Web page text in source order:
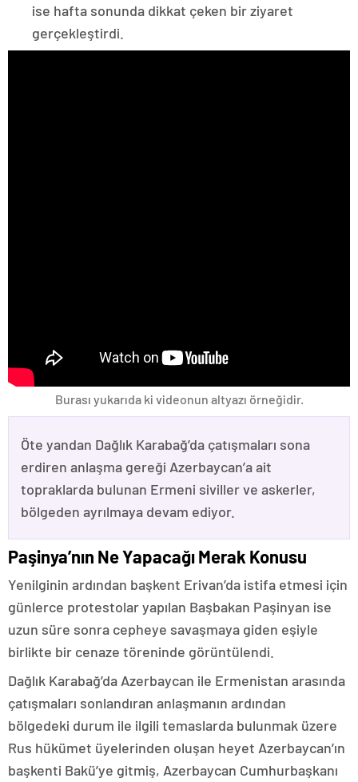
ise hafta sonunda dikkat çeken bir ziyaret
gerçekleştirdi.
Burası yukarıda ki videonun altyazı örneğidir.
Öte yandan Dağlık Karabağ’da çatışmaları sona
erdiren anlaşma gereği Azerbaycan’a ait
topraklarda bulunan Ermeni siviller ve askerler,
bölgeden ayrılmaya devam ediyor.
Paşinya’nın Ne Yapacağı Merak Konusu
Yenilginin ardından başkent Erivan’da istifa etmesi için
günlerce protestolar yapılan Başbakan Paşinyan ise
uzun süre sonra cepheye savaşmaya giden eşiyle
birlikte bir cenaze töreninde görüntülendi.
Dağlık Karabağ’da Azerbaycan ile Ermenistan arasında
çatışmaları sonlandıran anlaşmanın ardından
bölgedeki durum ile ilgili temaslarda bulunmak üzere
Rus hükümet üyelerinden oluşan heyet Azerbaycan’ın
başkenti Bakü’ye gitmiş, Azerbaycan Cumhurbaşkanı